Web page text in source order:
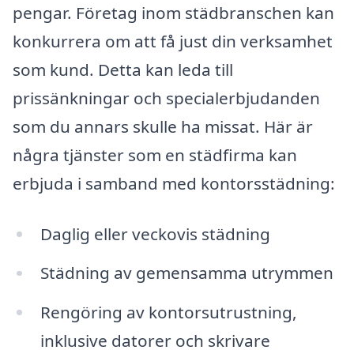
pengar. Företag inom städbranschen kan
konkurrera om att få just din verksamhet
som kund. Detta kan leda till
prissänkningar och specialerbjudanden
som du annars skulle ha missat. Här är
några tjänster som en städfirma kan
erbjuda i samband med kontorsstädning:
Daglig eller veckovis städning
Städning av gemensamma utrymmen
Rengöring av kontorsutrustning,
inklusive datorer och skrivare